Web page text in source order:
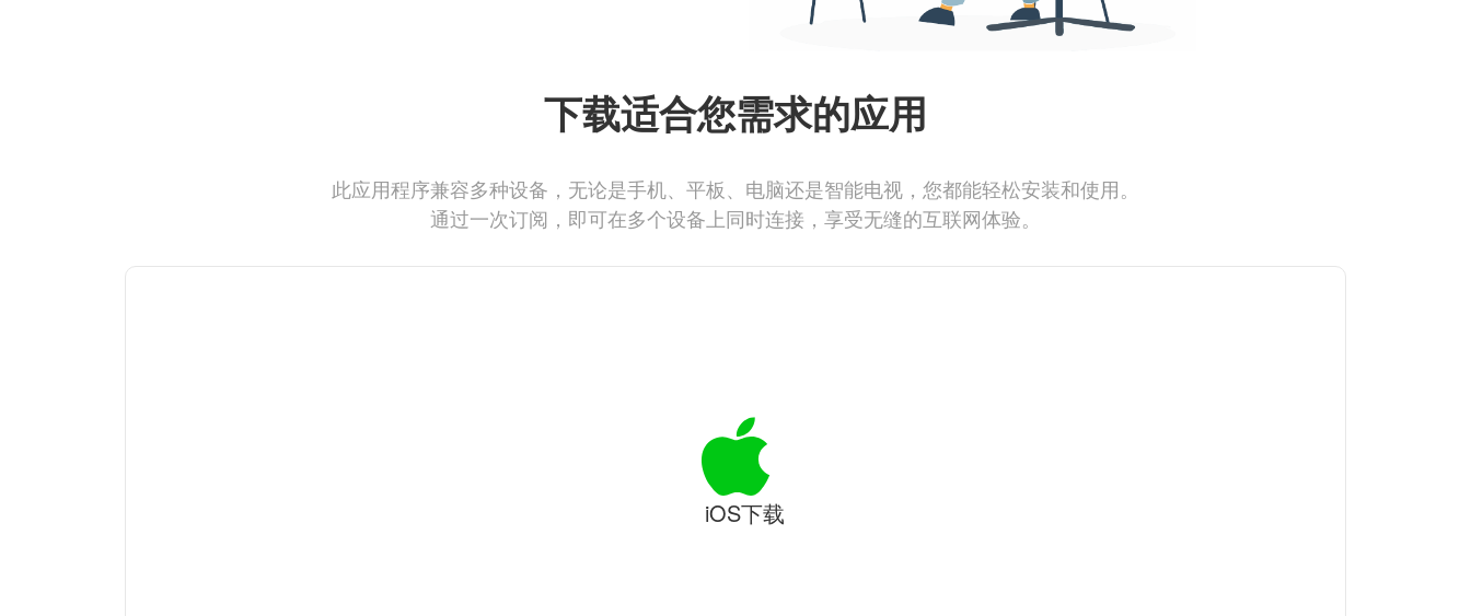
下载适合您需求的应用
此应用程序兼容多种设备，无论是手机、平板、电脑还是智能电视，您都能轻松安装和使用。
通过一次订阅，即可在多个设备上同时连接，享受无缝的互联网体验。
iOS下载